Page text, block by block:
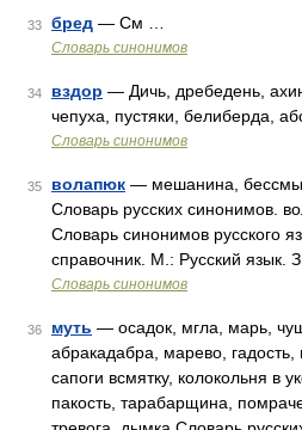
33 бред — См …
Словарь синонимов
34 вздор — Дичь, дребедень,
чепуха, пустяки, белиберда,
Словарь синонимов
35 волапюк — мешанина,
Словарь русских синонимов.
Словарь синонимов русского
справочник. М.: Русский язык.
Словарь синонимов
36 муть — осадок, мгла, марь,
абракадабра, марево, гадость,
сапоги всмятку, колокольня в
пакость, тарабарщина,